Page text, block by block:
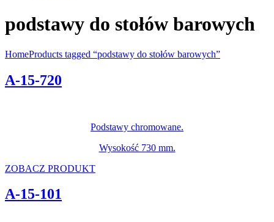
podstawy do stołów barowych
HomeProducts tagged “podstawy do stołów barowych”
A-15-720
Podstawy chromowane.
Wysokość 730 mm.
ZOBACZ PRODUKT
A-15-101